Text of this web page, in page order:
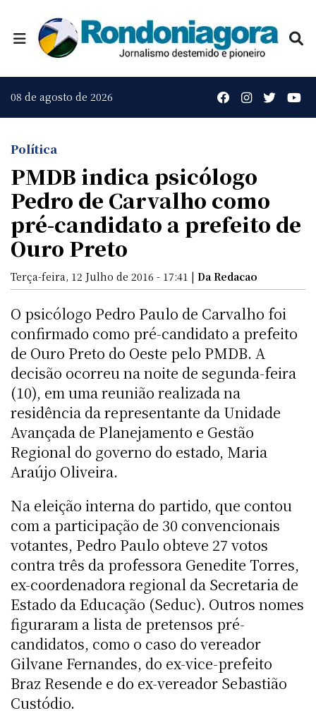
08 de agosto de 2026
Política
PMDB indica psicólogo
Pedro de Carvalho como
pré-candidato a prefeito de
Ouro Preto
Terça-feira, 12 Julho de 2016 - 17:41 | Da Redacao
O psicólogo Pedro Paulo de Carvalho foi
confirmado como pré-candidato a prefeito
de Ouro Preto do Oeste pelo PMDB. A
decisão ocorreu na noite de segunda-feira
(10), em uma reunião realizada na
residência da representante da Unidade
Avançada de Planejamento e Gestão
Regional do governo do estado, Maria
Araújo Oliveira.
Na eleição interna do partido, que contou
com a participação de 30 convencionais
votantes, Pedro Paulo obteve 27 votos
contra três da professora Genedite Torres,
ex-coordenadora regional da Secretaria de
Estado da Educação (Seduc). Outros nomes
figuraram a lista de pretensos pré-
candidatos, como o caso do vereador
Gilvane Fernandes, do ex-vice-prefeito
Braz Resende e do ex-vereador Sebastião
Custódio.